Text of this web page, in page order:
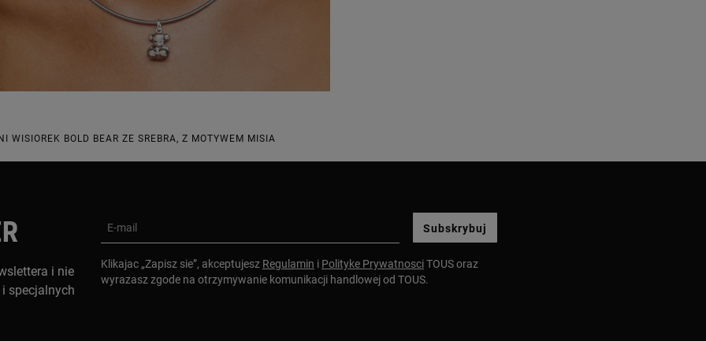
WISIOREK BOLD BEAR ZE SREBRA, Z MOTYWEM MISIA
i nie
specjalnych
E-mail Subskrybuj
Klikajac „Zapisz sie”, akceptujesz Regulamin i Polityke PrywatnosciTOUS oraz
wyrazasz zgode na otrzymywanie komunikacji handlowej od TOUS.